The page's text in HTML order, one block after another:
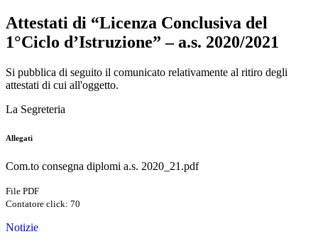
Attestati di “Licenza Conclusiva del
1°Ciclo d’Istruzione” – a.s. 2020/2021
Si pubblica di seguito il comunicato relativamente al ritiro degli
attestati di cui all'oggetto.
La Segreteria
Allegati
Com.to consegna diplomi a.s. 2020_21.pdf
File PDF
Contatore click: 70
Notizie